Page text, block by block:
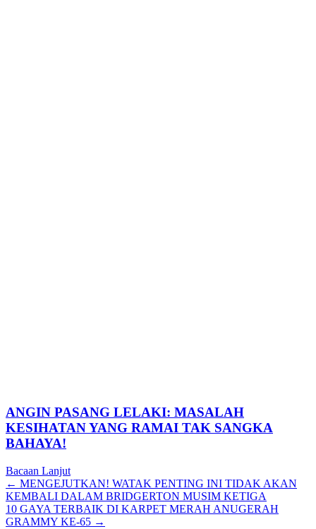
ANGIN PASANG LELAKI: MASALAH
KESIHATAN YANG RAMAI TAK SANGKA
BAHAYA!
Bacaan Lanjut
Posts
navigation
← MENGEJUTKAN! WATAK PENTING INI TIDAK AKAN
KEMBALI DALAM BRIDGERTON MUSIM KETIGA
10 GAYA TERBAIK DI KARPET MERAH ANUGERAH
GRAMMY KE-65 →